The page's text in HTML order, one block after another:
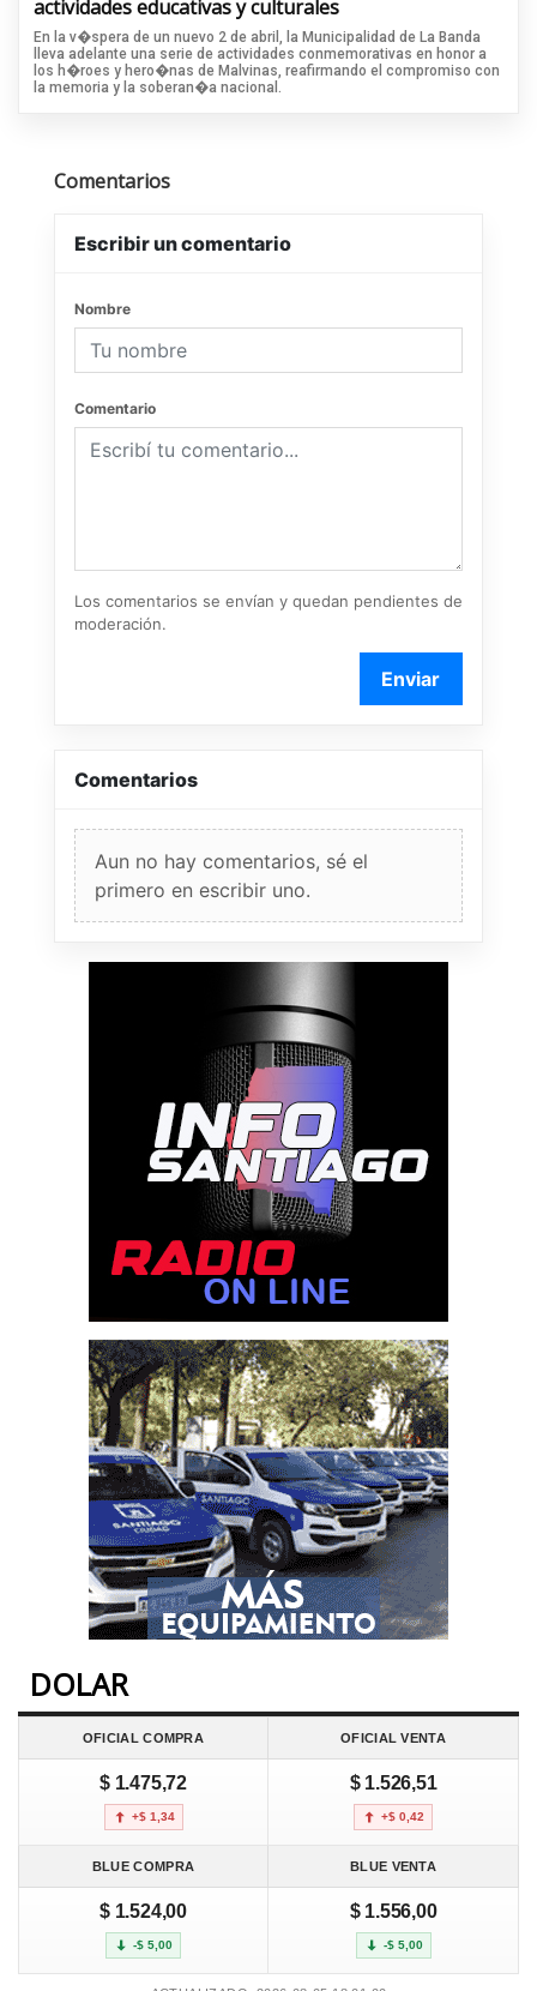
actividades educativas y culturales
En la v�spera de un nuevo 2 de abril, la Municipalidad de La Banda
lleva adelante una serie de actividades conmemorativas en honor a
los h�roes y hero�nas de Malvinas, reafirmando el compromiso con
la memoria y la soberan�a nacional.
Comentarios
Escribir un comentario
Nombre
Comentario
Los comentarios se envían y quedan pendientes de
moderación.
Enviar
Comentarios
Aun no hay comentarios, sé el
primero en escribir uno.
DOLAR
OFICIAL COMPRA OFICIAL VENTA
$ 1.475,72
+$ 1,34
$ 1.526,51
+$ 0,42
BLUE COMPRA BLUE VENTA
$ 1.524,00
-$ 5,00
$ 1.556,00
-$ 5,00